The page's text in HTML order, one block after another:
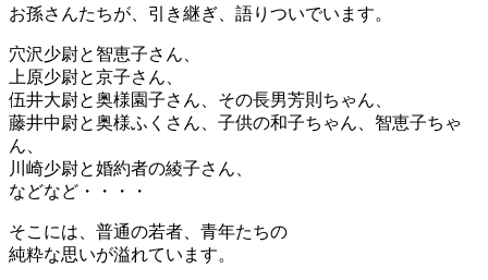
お孫さんたちが、引き継ぎ、語りついでいます。
穴沢少尉と智恵子さん、
上原少尉と京子さん、
伍井大尉と奥様園子さん、その長男芳則ちゃん、
藤井中尉と奥様ふくさん、子供の和子ちゃん、智恵子ちゃ
ん、
川崎少尉と婚約者の綾子さん、
などなど・・・・
そこには、普通の若者、青年たちの
純粋な思いが溢れています。